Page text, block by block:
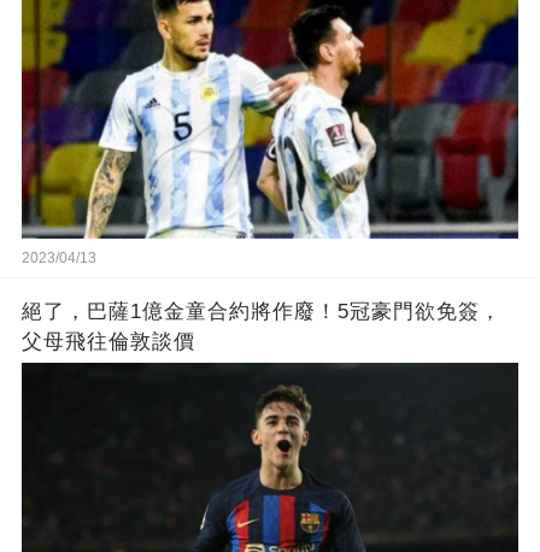
2023/04/13
絕了，巴薩1億金童合約將作廢！5冠豪門欲免簽，
父母飛往倫敦談價